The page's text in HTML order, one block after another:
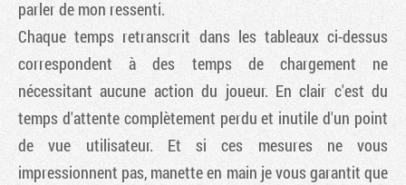
parler de mon ressenti.
Chaque temps retranscrit dans les tableaux ci-dessus
correspondent à des temps de chargement ne
nécessitant aucune action du joueur. En clair c'est du
temps d'attente complètement perdu et inutile d'un point
de vue utilisateur. Et si ces mesures ne vous
impressionnent pas, manette en main je vous garantit que